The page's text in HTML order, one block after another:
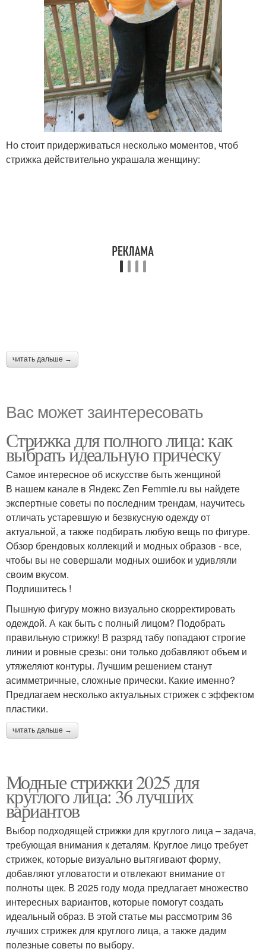
Но стоит придерживаться несколько моментов, чтоб
стрижка действительно украшала женщину:
читать дальше →
Вас может заинтересовать
Стрижка для полного лица: как
выбрать идеальную прическу
Самое интересное об искусстве быть женщиной
В нашем канале в Яндекс Zen Femmie.ru вы найдете
экспертные советы по последним трендам, научитесь
отличать устаревшую и безвкусную одежду от
актуальной, а также подбирать любую вещь по фигуре.
Обзор брендовых коллекций и модных образов - все,
чтобы вы не совершали модных ошибок и удивляли
своим вкусом.
Подпишитесь !
Пышную фигуру можно визуально скорректировать
одеждой. А как быть с полный лицом? Подобрать
правильную стрижку! В разряд табу попадают строгие
линии и ровные срезы: они только добавляют объем и
утяжеляют контуры. Лучшим решением станут
асимметричные, сложные прически. Какие именно?
Предлагаем несколько актуальных стрижек с эффектом
пластики.
читать дальше →
Модные стрижки 2025 для
круглого лица: 36 лучших
вариантов
Выбор подходящей стрижки для круглого лица – задача,
требующая внимания к деталям. Круглое лицо требует
стрижек, которые визуально вытягивают форму,
добавляют угловатости и отвлекают внимание от
полноты щек. В 2025 году мода предлагает множество
интересных вариантов, которые помогут создать
идеальный образ. В этой статье мы рассмотрим 36
лучших стрижек для круглого лица, а также дадим
полезные советы по выбору.